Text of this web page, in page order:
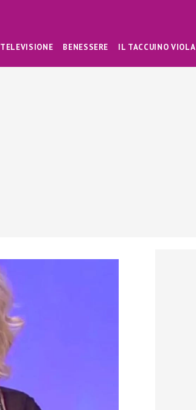
TELEVISIONE BENESSERE IL TACCUINO VIOLA